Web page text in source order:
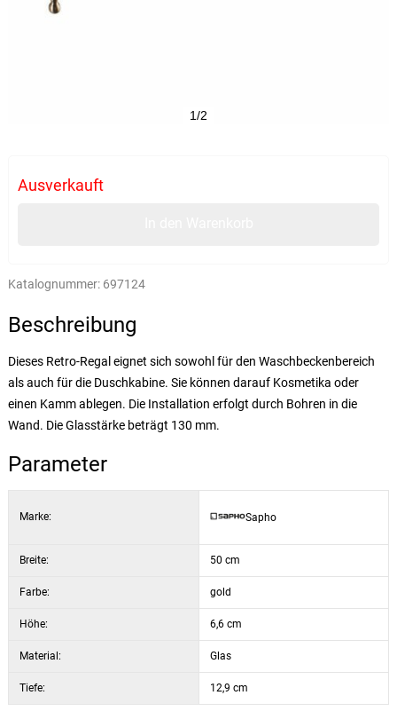
1/2
Ausverkauft
Katalognummer: 697124
Beschreibung
Dieses Retro-Regal eignet sich sowohl für den Waschbeckenbereich
als auch für die Duschkabine. Sie können darauf Kosmetika oder
einen Kamm ablegen. Die Installation erfolgt durch Bohren in die
Wand. Die Glasstärke beträgt 130 mm.
Parameter
Marke: Sapho
Breite: 50 cm
Farbe: gold
Höhe: 6,6 cm
Material: Glas
Tiefe: 12,9 cm